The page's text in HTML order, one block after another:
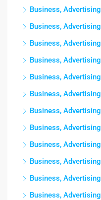
Business, Advertising
Business, Advertising
Business, Advertising
Business, Advertising
Business, Advertising
Business, Advertising
Business, Advertising
Business, Advertising
Business, Advertising
Business, Advertising
Business, Advertising
Business, Advertising